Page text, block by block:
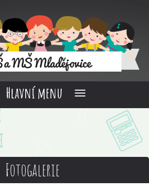
Hlavní menu
Fotogalerie